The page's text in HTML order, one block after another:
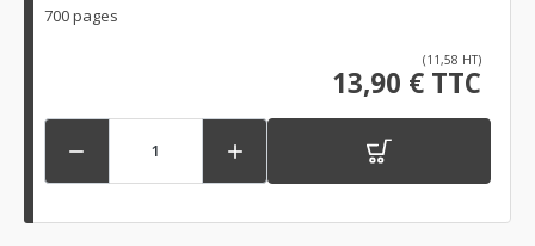
700 pages
(11,58 HT)
13,90 € TTC
 